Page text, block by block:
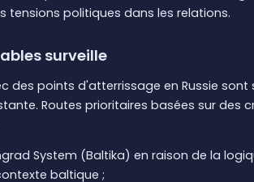
tensions politiques dans les relations.
surveille
des points d'atterrissage en Russie sont
Routes prioritaires basées sur des
System (Baltika) en raison de la
baltique ;